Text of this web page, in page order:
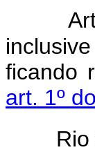
ficando
art. 1º